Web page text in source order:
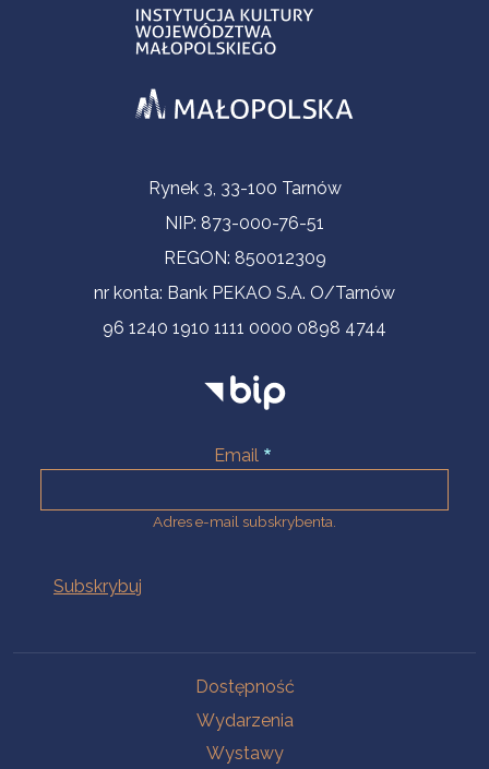
Informacje kontaktoweRynek 3, 33-100 Tarnów
NIP: 873-000-76-51
REGON: 850012309
nr konta: Bank PEKAO S.A. O/Tarnów
96 1240 1910 1111 0000 0898 4744
Email
Adres e-mail subskrybenta.
Dostępność
Wydarzenia
Wystawy